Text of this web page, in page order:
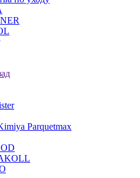
Parquetmax